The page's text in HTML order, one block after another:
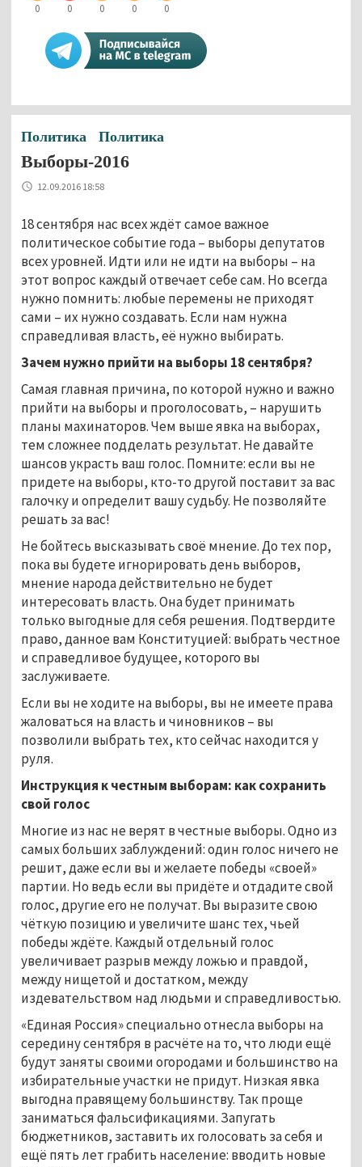
0 0 0 0 0
Политика Политика
Выборы-2016
12.09.2016 18:58
18 сентября нас всех ждёт самое важное
политическое событие года – выборы депутатов
всех уровней. Идти или не идти на выборы – на
этот вопрос каждый отвечает себе сам. Но всегда
нужно помнить: любые перемены не приходят
сами – их нужно создавать. Если нам нужна
справедливая власть, её нужно выбирать.
Зачем нужно прийти на выборы 18 сентября?
Самая главная причина, по которой нужно и важно
прийти на выборы и проголосовать, – нарушить
планы махинаторов. Чем выше явка на выборах,
тем сложнее подделать результат. Не давайте
шансов украсть ваш голос. Помните: если вы не
придете на выборы, кто-то другой поставит за вас
галочку и определит вашу судьбу. Не позволяйте
решать за вас!
Не бойтесь высказывать своё мнение. До тех пор,
пока вы будете игнорировать день выборов,
мнение народа действительно не будет
интересовать власть. Она будет принимать
только выгодные для себя решения. Подтвердите
право, данное вам Конституцией: выбрать честное
и справедливое будущее, которого вы
заслуживаете.
Если вы не ходите на выборы, вы не имеете права
жаловаться на власть и чиновников – вы
позволили выбрать тех, кто сейчас находится у
руля.
Инструкция к честным выборам: как сохранить
свой голос
Многие из нас не верят в честные выборы. Одно из
самых больших заблуждений: один голос ничего не
решит, даже если вы и желаете победы «своей»
партии. Но ведь если вы придёте и отдадите свой
голос, другие его не получат. Вы выразите свою
чёткую позицию и увеличите шанс тех, чьей
победы ждёте. Каждый отдельный голос
увеличивает разрыв между ложью и правдой,
между нищетой и достатком, между
издевательством над людьми и справедливостью.
«Единая Россия» специально отнесла выборы на
середину сентября в расчёте на то, что люди ещё
будут заняты своими огородами и большинство на
избирательные участки не придут. Низкая явка
выгодна правящему большинству. Так проще
заниматься фальсификациями. Запугать
бюджетников, заставить их голосовать за себя и
ещё пять лет грабить население: вводить новые